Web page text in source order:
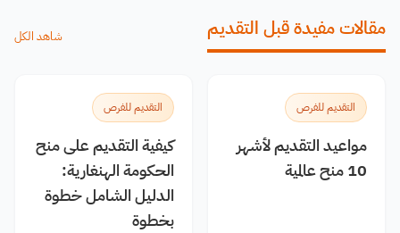
مقالات مفيدة قبل التقديم شاهد الكل
التقديم للفرص
مواعيد التقديم لأشهر
10 منح عالمية
التقديم للفرص
كيفية التقديم على منح
الحكومة الهنغارية:
الدليل الشامل خطوة
بخطوة